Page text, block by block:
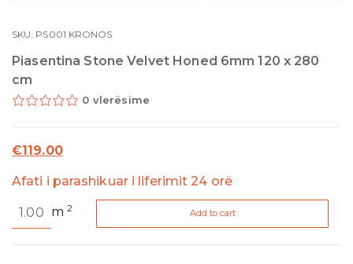
SKU: PS001 KRONOS
Piasentina Stone Velvet Honed 6mm 120 x 280
cm
0 vlerësime
€119.00
Afati i parashikuar i liferimit 24 orë
Stone m2 Add to cart